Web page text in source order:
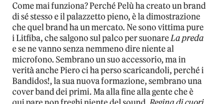
Come mai funziona? Perché Pelù ha creato un brand
di sé stesso e il palazzetto pieno, è la dimostrazione
che quel brand ha un mercato. Ne sono vittima pure
i Litfiba, che salgono sul palco per suonareLa preda
e se ne vanno senza nemmeno dire niente al
microfono. Sembrano un suo accessorio, ma in
verità anche Piero ci ha perso scaricandoli, perché i
Bandidos!, la sua nuova formazione, sembrano una
cover band dei primi. Ma alla fine alla gente che è